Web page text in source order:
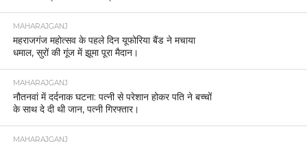
MAHARAJGANJ
महराजगंज महोत्सव के पहले दिन यूफोरिया बैंड ने मचाया
धमाल, सुरों की गूंज में झूमा पूरा मैदान।
MAHARAJGANJ
नौतनवां में दर्दनाक घटना: पत्नी से परेशान होकर पति ने बच्चों
के साथ दे दी थी जान, पत्नी गिरफ्तार।
MAHARAJGANJ